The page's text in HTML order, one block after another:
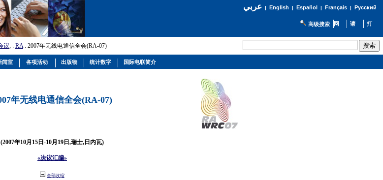
عربي| English | Español | Français| Русский
高级搜索
议; : RA: 2007年无线电通信全会(RA-07)
年无线电通信全会(RA-07)
(2007年10月15日-10月19日,瑞士,日内瓦)
«决议汇编»
全部收缩
闻室 各项活动 出版物 统计数字 国际电联简介